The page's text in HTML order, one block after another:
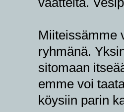
Miiteissämme
ryhmänä.
sitomaan
emme voi
köysiin parin